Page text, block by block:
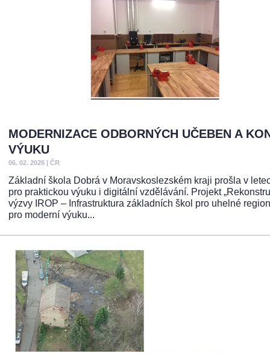
MODERNIZACE ODBORNÝCH UČEBEN A
VÝUKU
06. 02. 2026 | ČR
Základní škola Dobrá v Moravskoslezském kraji prošla v
pro praktickou výuku i digitální vzdělávání. Projekt
výzvy IROP – Infrastruktura základních škol pro uhelné
pro moderní výuku...